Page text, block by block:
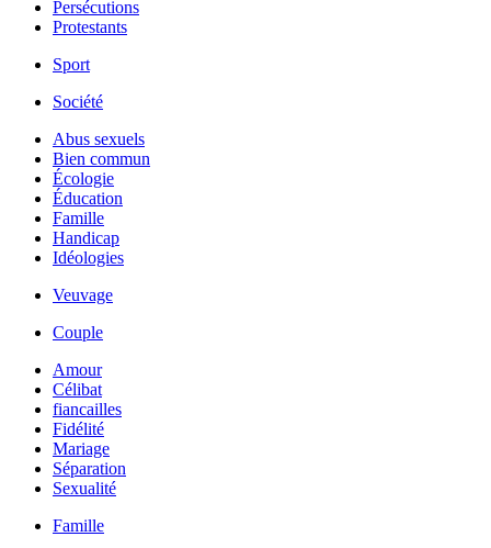
Persécutions
Protestants
Sport
Société
Abus sexuels
Bien commun
Écologie
Éducation
Famille
Handicap
Idéologies
Veuvage
Couple
Amour
Célibat
fiancailles
Fidélité
Mariage
Séparation
Sexualité
Famille